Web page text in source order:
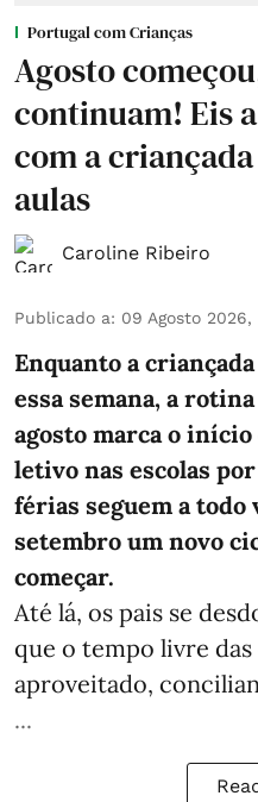
Portugal com Crianças
Agosto
continuam! Eis
com a
aulas
Caroline Ribeiro
Publicado a: 09 Agosto 2026,
Enquanto a
essa semana, a
agosto marca o
letivo nas escolas
férias seguem a todo
setembro um novo
começar.
Até lá, os pais se
que o tempo livre das
aproveitado,
...